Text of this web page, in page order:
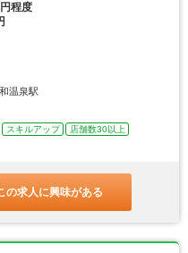
程度
温泉駅
スキルアップ
店舗数30以上
の求人に興味がある